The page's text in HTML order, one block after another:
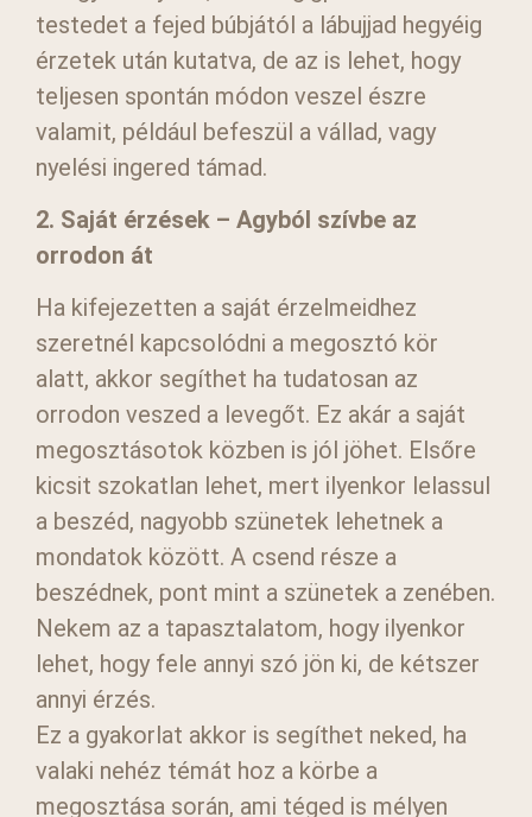
testedet a fejed búbjától a lábujjad hegyéig
érzetek után kutatva, de az is lehet, hogy
teljesen spontán módon veszel észre
valamit, például befeszül a vállad, vagy
nyelési ingered támad.
2. Saját érzések – Agyból szívbe az
orrodon át
Ha kifejezetten a saját érzelmeidhez
szeretnél kapcsolódni a megosztó kör
alatt, akkor segíthet ha tudatosan az
orrodon veszed a levegőt. Ez akár a saját
megosztásotok közben is jól jöhet. Elsőre
kicsit szokatlan lehet, mert ilyenkor lelassul
a beszéd, nagyobb szünetek lehetnek a
mondatok között. A csend része a
beszédnek, pont mint a szünetek a zenében.
Nekem az a tapasztalatom, hogy ilyenkor
lehet, hogy fele annyi szó jön ki, de kétszer
annyi érzés.
Ez a gyakorlat akkor is segíthet neked, ha
valaki nehéz témát hoz a körbe a
megosztása során, ami téged is mélyen